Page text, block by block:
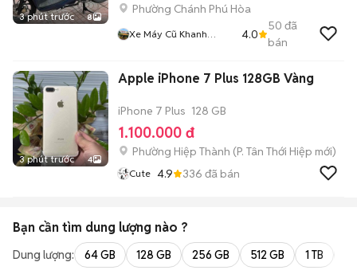
3 phút trước 8
Phường Chánh Phú Hòa
Xe Máy Cũ Khanh
4.0
50 đã
bán
3 phút trước 4
Apple iPhone 7 Plus 128GB Vàng
iPhone 7 Plus 128 GB
1.100.000 đ
Phường Hiệp Thành (P. Tân Thới Hiệp mới)
Cute 4.9 336 đã bán
Bạn cần tìm dung lượng nào ?
Dung lượng: 64 GB 128 GB 256 GB 512 GB 1 TB